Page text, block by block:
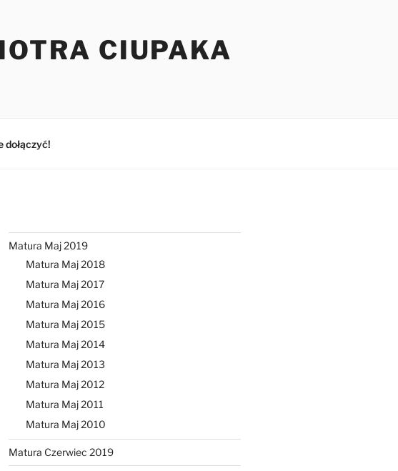
CIUPAKA
dołączyć!
Matura Maj 2019
Matura Maj 2018
Matura Maj 2017
Matura Maj 2016
Matura Maj 2015
Matura Maj 2014
Matura Maj 2013
Matura Maj 2012
Matura Maj 2011
Matura Maj 2010
Matura Czerwiec 2019